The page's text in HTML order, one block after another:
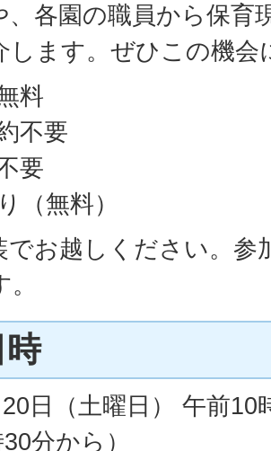
、各園の職員から保育
します。ぜひこの機会
料
不要
要
（無料）
でお越しください。参
時
日（土曜日） 午前10
分から）